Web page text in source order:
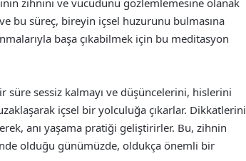
bu süreç, bireyin içsel huzurunu bulmasına
başa çıkabilmek için bu meditasyon
süre sessiz kalmayı ve düşüncelerini, hislerini
içsel bir yolculuğa çıkarlar. Dikkatlerini
anı yaşama pratiği geliştirirler. Bu, zihnin
olduğu günümüzde, oldukça önemli bir